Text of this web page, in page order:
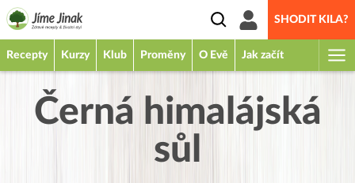
SHODIT KILA?
Recepty Kurzy Klub Proměny O Evě Jak začít
Černá himalájská
sůl